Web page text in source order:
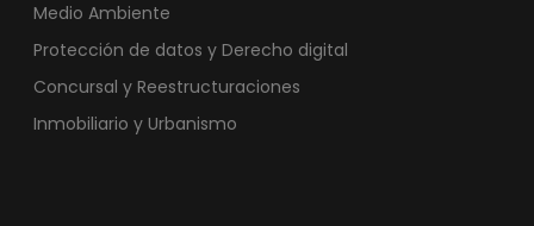
Medio Ambiente
Protección de datos y Derecho digital
Concursal y Reestructuraciones
Inmobiliario y Urbanismo